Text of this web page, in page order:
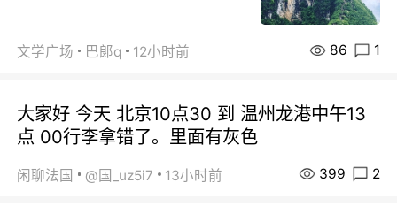
文学广场 巴郞q 12小时前 86 1
大家好 今天 北京10点30 到 温州龙港中午13
点 00行李拿错了。里面有灰色
闲聊法国 @国_uz5i7 13小时前 399 2